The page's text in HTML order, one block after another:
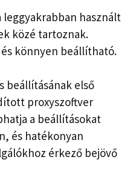
leggyakrabban használt
közé tartoznak.
könnyen beállítható.
beállításának első
proxyszoftver
a beállításokat
és hatékonyan
érkező bejövő